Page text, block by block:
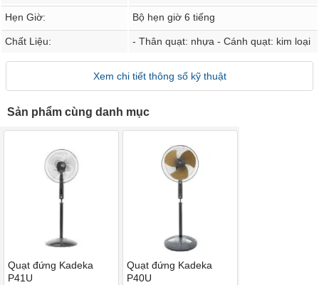
Hẹn Giờ: Bộ hẹn giờ 6 tiếng
Chất Liệu: - Thân quạt: nhựa - Cánh quạt: kim loại
Xem chi tiết thông số kỹ thuật
Sản phẩm cùng danh mục
Quạt đứng Kadeka
P41U
Quạt đứng Kadeka
P40U